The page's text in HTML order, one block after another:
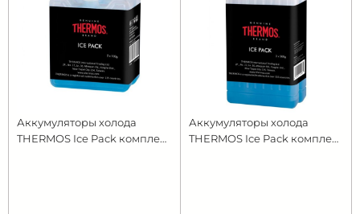
Аккумуляторы холода
THERMOS Ice Pack комплект
Аккумуляторы холода
THERMOS Ice Pack комплект